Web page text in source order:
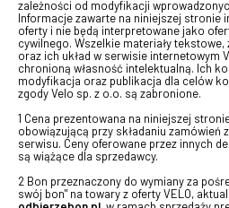
zależności od modyfikacji
Informacje zawarte na niniejszej stronie
oferty i nie będą interpretowane jako
cywilnego. Wszelkie materiały
oraz ich układ w serwisie internetowym
chronioną własność intelektualną. Ich
modyfikacja oraz publikacja dla celów
zgody Velo sp. z o.o. są zabronione.
1 Cena prezentowana na niniejszej
obowiązującą przy składaniu zamówień
serwisu. Ceny oferowane przez innych
są wiążące dla sprzedawcy.
2 Bon przeznaczony do wymiany za
swój bon" na towary z oferty VELO,